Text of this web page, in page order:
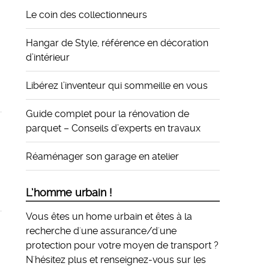
Le coin des collectionneurs
Hangar de Style, référence en décoration
d’intérieur
Libérez l’inventeur qui sommeille en vous
Guide complet pour la rénovation de
parquet – Conseils d’experts en travaux
Réaménager son garage en atelier
L’homme urbain !
Vous êtes un home urbain et êtes à la
recherche d'une assurance/d'une
protection pour votre moyen de transport ?
N'hésitez plus et renseignez-vous sur les